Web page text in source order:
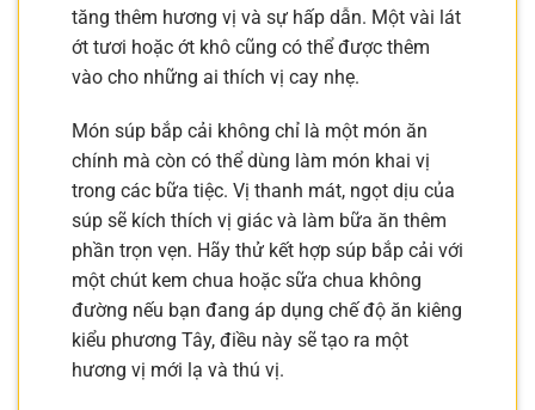
tăng thêm hương vị và sự hấp dẫn. Một vài lát
ớt tươi hoặc ớt khô cũng có thể được thêm
vào cho những ai thích vị cay nhẹ.
Món súp bắp cải không chỉ là một món ăn
chính mà còn có thể dùng làm món khai vị
trong các bữa tiệc. Vị thanh mát, ngọt dịu của
súp sẽ kích thích vị giác và làm bữa ăn thêm
phần trọn vẹn. Hãy thử kết hợp súp bắp cải với
một chút kem chua hoặc sữa chua không
đường nếu bạn đang áp dụng chế độ ăn kiêng
kiểu phương Tây, điều này sẽ tạo ra một
hương vị mới lạ và thú vị.